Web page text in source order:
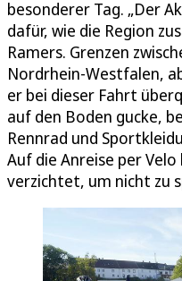
besonderer Tag. „Der
dafür, wie die Region
Ramers. Grenzen
Nordrhein-Westfalen,
er bei dieser Fahrt
auf den Boden gucke,
Rennrad und
Auf die Anreise per
verzichtet, um nicht zu